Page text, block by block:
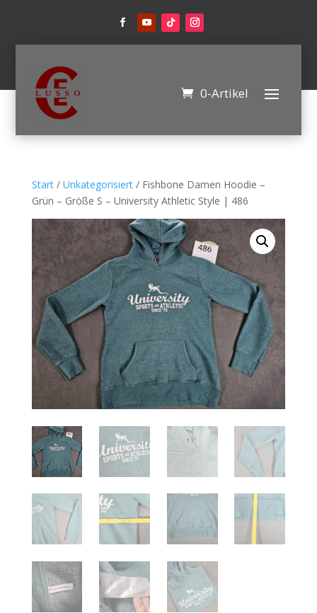
0-Artikel
Start/ Unkategorisiert/ Fishbone Damen Hoodie –
Grün – Größe S – University Athletic Style | 486